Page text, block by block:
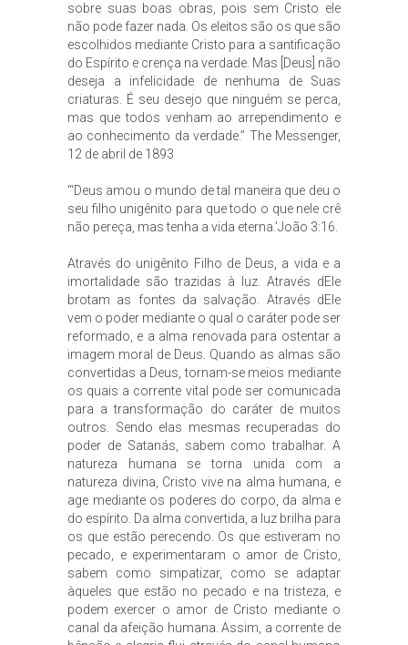
sobre suas boas obras, pois sem Cristo ele
não pode fazer nada. Os eleitos são os que são
escolhidos mediante Cristo para a santificação
do Espírito e crença na verdade. Mas [Deus] não
deseja a infelicidade de nenhuma de Suas
criaturas. É seu desejo que ninguém se perca,
mas que todos venham ao arrependimento e
ao conhecimento da verdade.” The Messenger,
12 de abril de 1893
“‘Deus amou o mundo de tal maneira que deu o
seu filho unigênito para que todo o que nele crê
não pereça, mas tenha a vida eterna.’João 3:16.
Através do unigênito Filho de Deus, a vida e a
imortalidade são trazidas à luz. Através dEle
brotam as fontes da salvação. Através dEle
vem o poder mediante o qual o caráter pode ser
reformado, e a alma renovada para ostentar a
imagem moral de Deus. Quando as almas são
convertidas a Deus, tornam-se meios mediante
os quais a corrente vital pode ser comunicada
para a transformação do caráter de muitos
outros. Sendo elas mesmas recuperadas do
poder de Satanás, sabem como trabalhar. A
natureza humana se torna unida com a
natureza divina, Cristo vive na alma humana, e
age mediante os poderes do corpo, da alma e
do espírito. Da alma convertida, a luz brilha para
os que estão perecendo. Os que estiveram no
pecado, e experimentaram o amor de Cristo,
sabem como simpatizar, como se adaptar
àqueles que estão no pecado e na tristeza, e
podem exercer o amor de Cristo mediante o
canal da afeição humana. Assim, a corrente de